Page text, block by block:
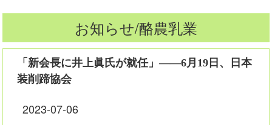
お知らせ/酪農乳業
「新会長に井上眞氏が就任」――6月19日、日本
装削蹄協会
2023-07-06